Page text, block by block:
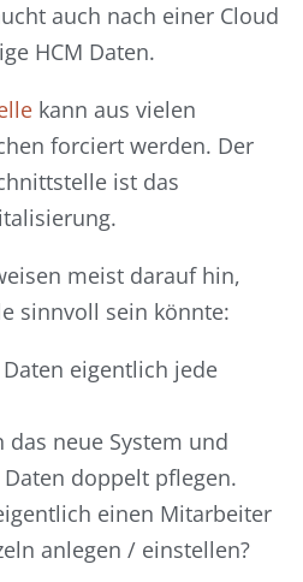
auch nach einer Cloud
HCM Daten.
kann aus vielen
forciert werden. Der
ist das
meist darauf hin,
sinnvoll sein könnte:
eigentlich jede
das neue System und
doppelt pflegen.
einen Mitarbeiter
anlegen / einstellen?